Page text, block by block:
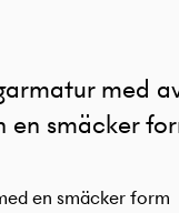
med
en smäcker
en smäcker form